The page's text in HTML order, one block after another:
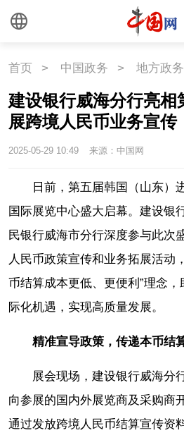
首页 > 中国政务 > 地方政务
建设银行威海分行亮相
展跨境人民币业务宣传
2025-05-29 10:49 来源：中国网
日前，第五届韩国（山东）
国际展览中心盛大启幕。建设银
民银行威海市分行深度参与此次
人民币政策宣传和业务拓展活动
币结算成本更低、更便利”理念
际化机遇，实现高质量发展。
精准宣导政策，传递本币结
展会现场，建设银行威海分
向参展的国内外展览商及采购商
通过发放跨境人民币结算宣传资